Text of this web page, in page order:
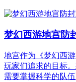
梦幻西游地宫防
地宫作为《梦幻西
玩家们追求的目标
需要掌握科学的队